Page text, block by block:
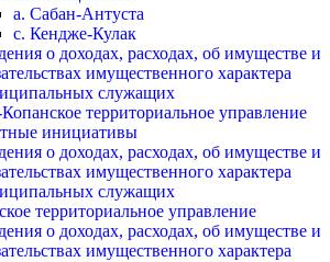
а. Сабан-Антуста
с. Кендже-Кулак
о доходах, расходах, об имуществе и
имущественного характера
служащих
территориальное управление
инициативы
о доходах, расходах, об имуществе и
имущественного характера
служащих
территориальное управление
о доходах, расходах, об имуществе и
имущественного характера